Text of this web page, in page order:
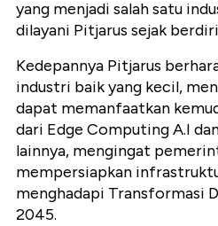
yang menjadi salah satu
dilayani Pitjarus sejak
Kedepannya Pitjarus
industri baik yang kecil,
dapat memanfaatkan
dari Edge Computing A.I
lainnya, mengingat
mempersiapkan
menghadapi Transformasi
2045.